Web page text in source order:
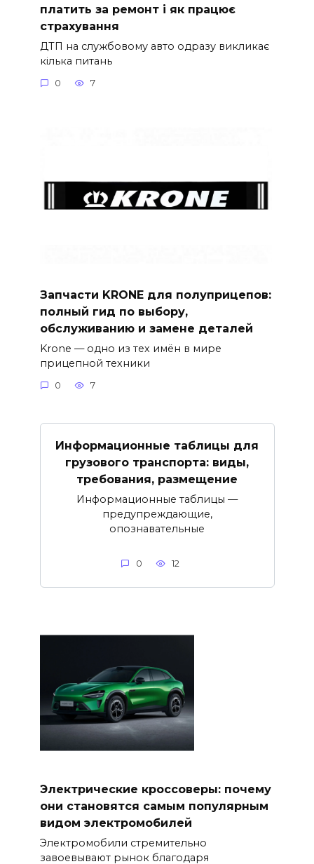
платить за ремонт і як працює
страхування
ДТП на службовому авто одразу викликає
кілька питань
0 7
Запчасти KRONE для полуприцепов:
полный гид по выбору,
обслуживанию и замене деталей
Krone — одно из тех имён в мире
прицепной техники
0 7
Информационные таблицы для
грузового транспорта: виды,
требования, размещение
Информационные таблицы —
предупреждающие,
опознавательные
0 12
Электрические кроссоверы: почему
они становятся самым популярным
видом электромобилей
Электромобили стремительно
завоевывают рынок благодаря